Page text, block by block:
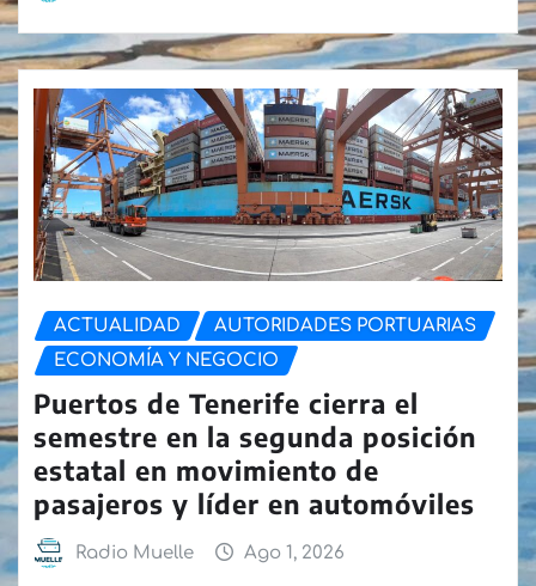
ACTUALIDAD
AUTORIDADES PORTUARIAS
ECONOMÍA Y NEGOCIO
Puertos de Tenerife cierra el
semestre en la segunda posición
estatal en movimiento de
pasajeros y líder en automóviles
Radio Muelle Ago 1, 2026